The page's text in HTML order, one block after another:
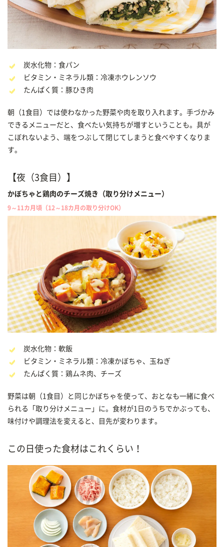
炭水化物：食パン
ビタミン・ミネラル類：冷凍ホウレンソウ
たんぱく質：豚ひき肉
朝（1食目）では使わなかった野菜や肉を取り入れます。手づかみ
できるメニューだと、食べたい気持ちが増すということも。具が
こぼれないよう、端をつぶして閉じてしまうと食べやすくなりま
す。
【夜（3食目）】
かぼちゃと鶏肉のチーズ焼き（取り分けメニュー）
9～11カ月頃（12～18カ月の取り分けOK）
炭水化物：軟飯
ビタミン・ミネラル類：冷凍かぼちゃ、玉ねぎ
たんぱく質：鶏ムネ肉、チーズ
野菜は朝（1食目）と同じかぼちゃを使って、おとなも一緒に食べ
られる「取り分けメニュー」に。食材が1日のうちでかぶっても、
味付けや調理法を変えると、目先が変わります。
この日使った食材はこれくらい！